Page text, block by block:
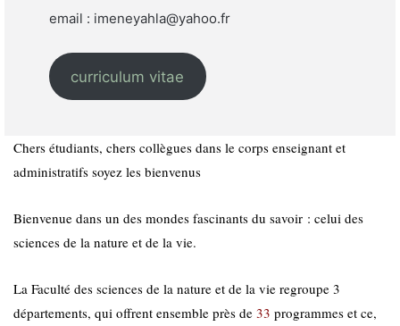
email : imeneyahla@yahoo.fr
curriculum vitae
Chers étudiants, chers collègues dans le corps enseignant et
administratifs soyez les bienvenus
Bienvenue dans un des mondes fascinants du savoir : celui des
sciences de la nature et de la vie.
La Faculté des sciences de la nature et de la vie regroupe 3
départements, qui offrent ensemble près de 33 programmes et ce,